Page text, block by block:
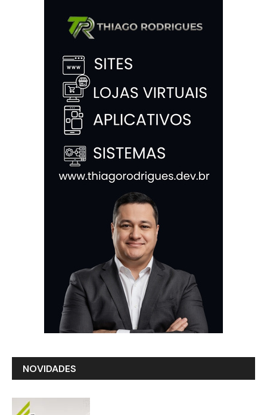
NOVIDADES